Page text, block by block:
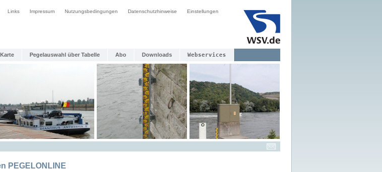
Links Impressum Nutzungsbedingungen Datenschutzhinweise Einstellungen
Pegelauswahl über Tabelle Abo Downloads Webservices
PEGELONLINE